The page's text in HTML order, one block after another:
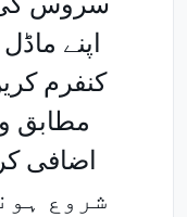
اپنے
کنفرم
مطابق
اضافی
شروع